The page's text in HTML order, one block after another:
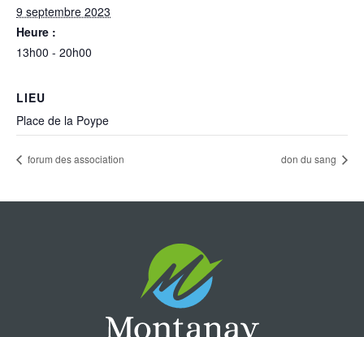
9 septembre 2023
Heure :
13h00 - 20h00
LIEU
Place de la Poype
forum des association don du sang